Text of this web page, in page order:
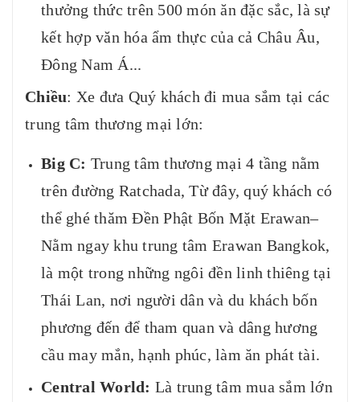
thưởng thức trên 500 món ăn đặc sắc, là sự
kết hợp văn hóa ẩm thực của cả Châu Âu,
Đông Nam Á...
Chiều: Xe đưa Quý khách đi mua sắm tại các
trung tâm thương mại lớn:
Big C: Trung tâm thương mại 4 tầng nằm
trên đường Ratchada, Từ đây, quý khách có
thể ghé thăm Đền Phật Bốn Mặt Erawan–
Nằm ngay khu trung tâm Erawan Bangkok,
là một trong những ngôi đền linh thiêng tại
Thái Lan, nơi người dân và du khách bốn
phương đến để tham quan và dâng hương
cầu may mắn, hạnh phúc, làm ăn phát tài.
Central World: Là trung tâm mua sắm lớn